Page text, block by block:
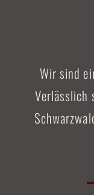
Wir sind
Verlässlich